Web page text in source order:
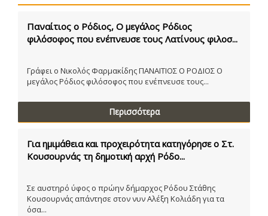
Παναίτιος ο Ρόδιος, Ο μεγάλος Ρόδιος
φιλόσοφος που ενέπνευσε τους Λατίνους φιλοσ...
Γράφει ο Νικολός Φαρμακίδης ΠΑΝΑΙΤΙΟΣ Ο ΡΟΔΙΟΣ Ο
μεγάλος Ρόδιος φιλόσοφος που ενέπνευσε τους...
Περισσότερα
Για ημιμάθεια και προχειρότητα κατηγόρησε ο Στ.
Κουσουρνάς τη δημοτική αρχή Ρόδο...
Σε αυστηρό ύφος ο πρώην δήμαρχος Ρόδου Στάθης
Κουσουρνάς απάντησε στον νυν Αλέξη Κολιάδη για τα
όσα...